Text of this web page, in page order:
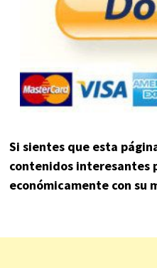
Si sientes que esta
contenidos interesantes
económicamente con su